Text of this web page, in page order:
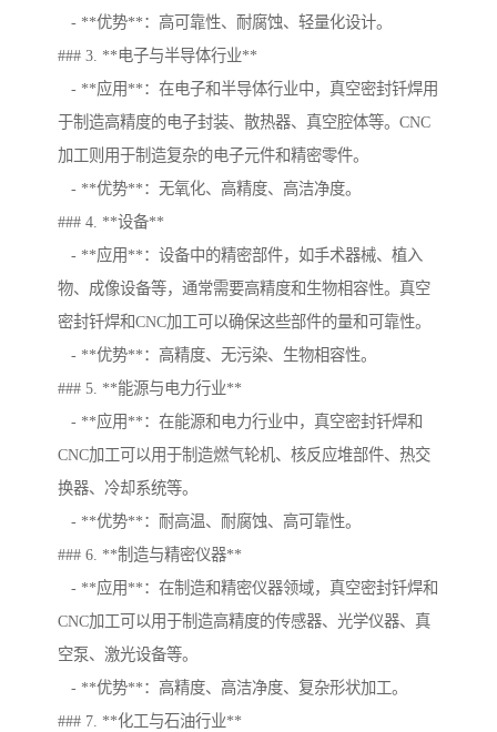
- **优势**：高可靠性、耐腐蚀、轻量化设计。
### 3. **电子与半导体行业**
- **应用**：在电子和半导体行业中，真空密封钎焊用
于制造高精度的电子封装、散热器、真空腔体等。CNC
加工则用于制造复杂的电子元件和精密零件。
- **优势**：无氧化、高精度、高洁净度。
### 4. **设备**
- **应用**：设备中的精密部件，如手术器械、植入
物、成像设备等，通常需要高精度和生物相容性。真空
密封钎焊和CNC加工可以确保这些部件的量和可靠性。
- **优势**：高精度、无污染、生物相容性。
### 5. **能源与电力行业**
- **应用**：在能源和电力行业中，真空密封钎焊和
CNC加工可以用于制造燃气轮机、核反应堆部件、热交
换器、冷却系统等。
- **优势**：耐高温、耐腐蚀、高可靠性。
### 6. **制造与精密仪器**
- **应用**：在制造和精密仪器领域，真空密封钎焊和
CNC加工可以用于制造高精度的传感器、光学仪器、真
空泵、激光设备等。
- **优势**：高精度、高洁净度、复杂形状加工。
### 7. **化工与石油行业**